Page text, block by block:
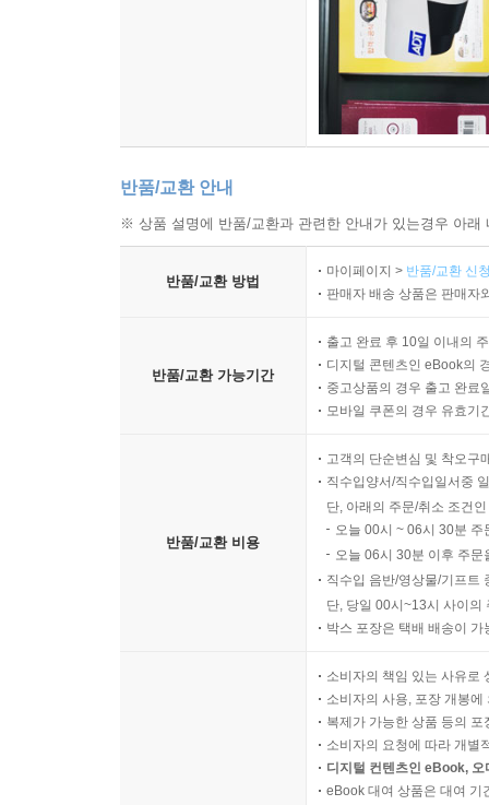
반품/교환 안내
※ 상품 설명에 반품/교환과 관련한 안내가 있는경우 아
반품/교환 방법
마이페이지 > 반품/교환 신
판매자 배송 상품은 판매자
반품/교환 가능기간
출고 완료 후 10일 이내의
디지털 콘텐츠인 eBook의
중고상품의 경우 출고 완료
모바일 쿠폰의 경우 유효기
반품/교환 비용
고객의 단순변심 및 착오구
직수입양서/직수입일서중
단, 아래의 주문/취소 조건
오늘 00시 ~ 06시 30분
오늘 06시 30분 이후 주
직수입 음반/영상물/기프트
단, 당일 00시~13시 사이의
박스 포장은 택배 배송이
소비자의 책임 있는 사유로
소비자의 사용, 포장 개봉
복제가 가능한 상품 등의
소비자의 요청에 따라 개별
디지털 컨텐츠인 eBook,
eBook 대여 상품은 대여 기